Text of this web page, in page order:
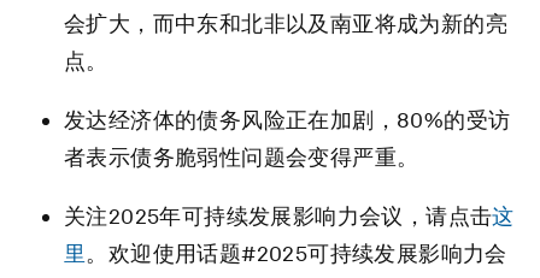
会扩大，而中东和北非以及南亚将成为新的亮
点。
发达经济体的债务风险正在加剧，80%的受访
者表示债务脆弱性问题会变得严重。
关注2025年可持续发展影响力会议，请点击这
里。欢迎使用话题#2025可持续发展影响力会